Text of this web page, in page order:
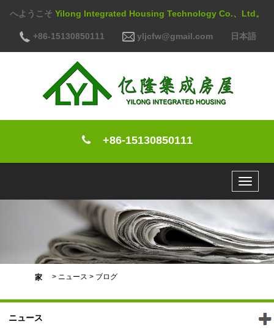
へようこそ Yilong Integrated Housing Technology Co.、Ltd。
+86-15130850111 yljcfw@gmail.com 日本語
Toggle
+86-15130850111
家 > ニュース > ブログ
ニュース